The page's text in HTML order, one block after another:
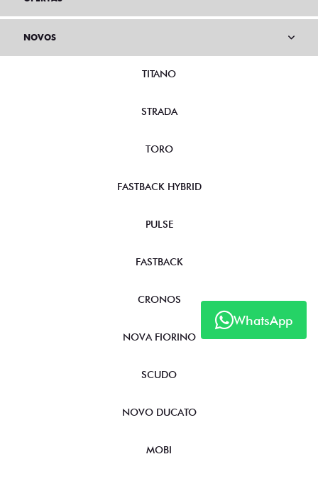
WhatsApp
NOVOS
TITANO
STRADA
TORO
FASTBACK HYBRID
PULSE
FASTBACK
CRONOS
NOVA FIORINO
SCUDO
NOVO DUCATO
MOBI